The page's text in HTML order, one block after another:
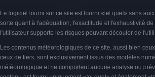
Le logiciel fourni sur ce site est fourni «tel quel» sans
sorte quant à l'adéquation, l'exactitude et l'exhaustivité de
l'utilisateur supporte les risques pouvant découler de
Les contenus météorologiques de ce site, aussi bien
ceux de tiers, sont exclusivement issus des modèles
météorologique et ne comportent aucune analyse ou